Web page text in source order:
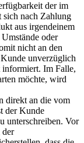
der im
sich nach Zahlung
aus irgendeinem
oder
nicht an den
unverzüglich
informiert. Im Falle,
möchte, wird
direkt an die vom
der Kunde
unterschreiben. Vor
der